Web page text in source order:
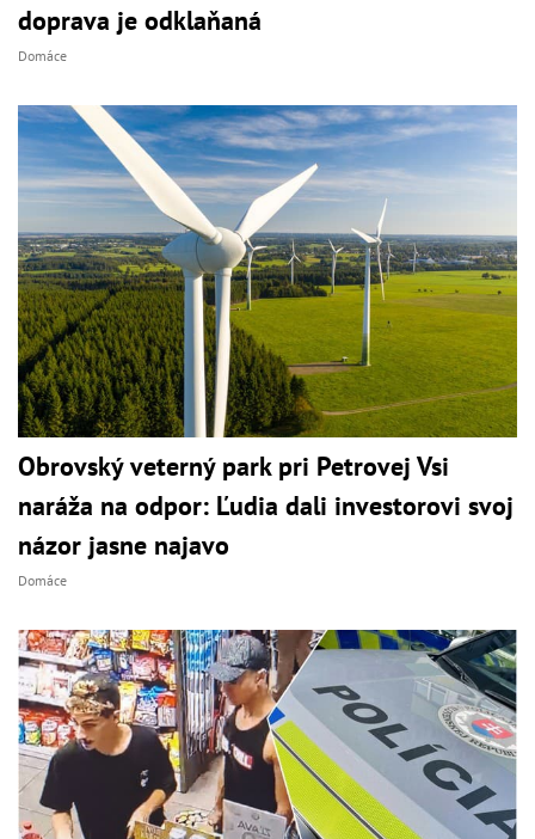
doprava je odklaňaná
Domáce
Obrovský veterný park pri Petrovej Vsi
naráža na odpor: Ľudia dali investorovi svoj
názor jasne najavo
Domáce